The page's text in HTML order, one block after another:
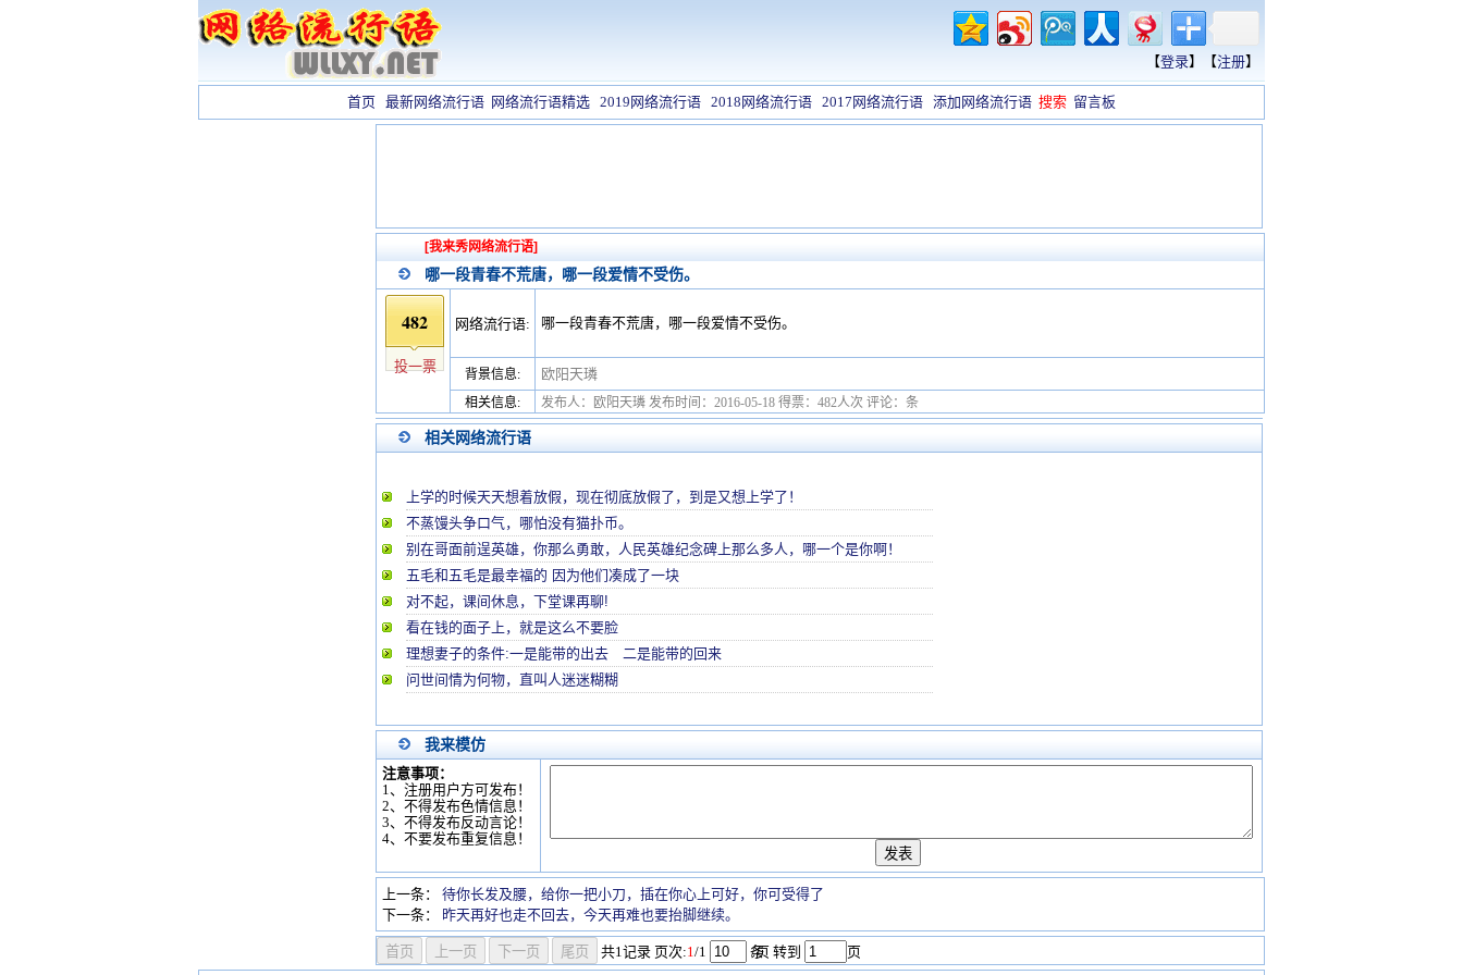
【登录】【注册】
首页 最新网络流行语 网络流行语精选 2019网络流行语 2018网络流行语 2017网络流行语 添加网络流行语 搜索 留言板
[我来秀网络流行语]
哪一段青春不荒唐，哪一段爱情不受伤。
482
投一票
网络流行语: 哪一段青春不荒唐，哪一段爱情不受伤。
背景信息: 欧阳天璘
相关信息: 发布人：欧阳天璘 发布时间：2016-05-18 得票：482人次 评论：条
相关网络流行语
上学的时候天天想着放假，现在彻底放假了，到是又想上学了！
不蒸馒头争口气，哪怕没有猫扑币。
别在哥面前逞英雄，你那么勇敢，人民英雄纪念碑上那么多人，哪一个是你啊！
五毛和五毛是最幸福的 因为他们凑成了一块
对不起，课间休息，下堂课再聊!
看在钱的面子上，就是这么不要脸
理想妻子的条件:一是能带的出去 二是能带的回来
问世间情为何物，直叫人迷迷糊糊
我来模仿
注意事项：
1、注册用户方可发布！
2、不得发布色情信息！
3、不得发布反动言论！
4、不要发布重复信息！
上一条：
待你长发及腰，给你一把小刀，插在你心上可好，你可受得了
下一条：
昨天再好也走不回去，今天再难也要抬脚继续。
共1记录 页次:1/1 条
/页 转到 页